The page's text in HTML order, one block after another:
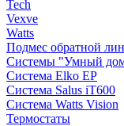
Tech
Vexve
Watts
Подмес обратной
Системы "Умный
Система Elko EP
Система Salus iT600
Система Watts Vision
Термостаты